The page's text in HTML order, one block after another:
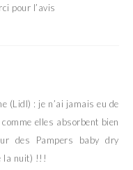
pour l’avis
(Lidl) : je n’ai jamais eu de
elles absorbent bien
des Pampers baby dry
la nuit) !!!